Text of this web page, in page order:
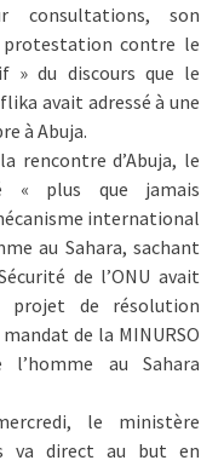
consultations, son
protestation contre le
» du discours que le
avait adressé à une
à Abuja.
rencontre d’Abuja, le
« plus que jamais
international
au Sahara, sachant
de l’ONU avait
de résolution
de la MINURSO
au Sahara
le ministère
va direct au but en